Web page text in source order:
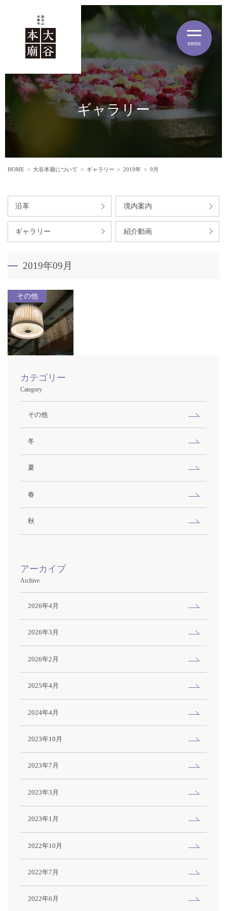
menu
ギャラリー
HOME 大谷本廟について ギャラリー 2019年 9月
沿革 境内案内
ギャラリー 紹介動画
2019年09月
その他
カテゴリー
Category
その他
冬
夏
春
秋
アーカイブ
Archive
2026年4月
2026年3月
2026年2月
2025年4月
2024年4月
2023年10月
2023年7月
2023年3月
2023年1月
2022年10月
2022年7月
2022年6月